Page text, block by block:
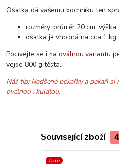
Ošatka dá vašemu bochníku ten
rozměry: průměr 20 cm, výška
ošatka je vhodná na cca 1 kg
Podívejte se i naoválnou variantu
vejde 800 g těsta.
Náš tip: Nadšené pekařky a pekaři
oválnou i kulatou.
Související zboží 4
Akce